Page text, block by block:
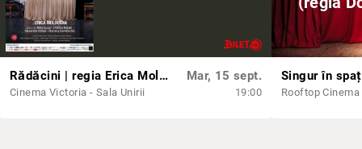
Rădăcini | regia Erica Moldovan | 16+ ANI
Cinema Victoria - Sala Unirii
Mar, 15 sept.
19:00 Rooftop Cinema